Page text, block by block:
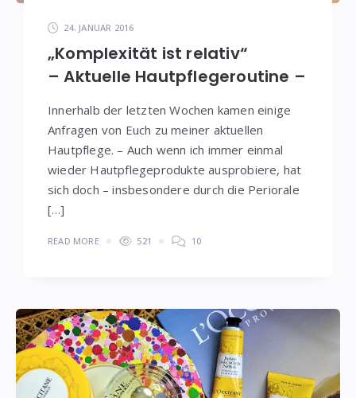
24. JANUAR 2016
„Komplexität ist relativ“
– Aktuelle Hautpflegeroutine –
Innerhalb der letzten Wochen kamen einige
Anfragen von Euch zu meiner aktuellen
Hautpflege. – Auch wenn ich immer einmal
wieder Hautpflegeprodukte ausprobiere, hat
sich doch – insbesondere durch die Periorale
[…]
READ MORE 521 10